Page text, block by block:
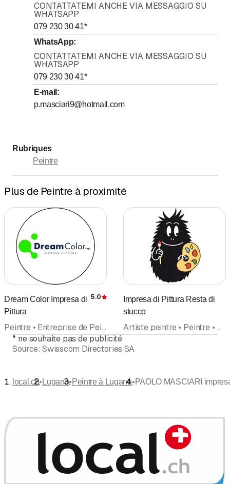
CONTATTATEMI ANCHE VIA MESSAGGIO SU
WHATSAPP
079 230 30 41*
WhatsApp:
CONTATTATEMI ANCHE VIA MESSAGGIO SU
WHATSAPP
079 230 30 41*
E-mail :
p.masciari9@hotmail.com
Rubriques
Peintre
Plus de Peintre à proximité
Dream Color Impresa di
Pittura
Évaluation
5.0
Peintre • Entreprise de Peinture • Artiste peintre • Décoration d'intérieur • Plâtrier • Plâtrerie-peinture • Façades • Rénovation • Papiers peints
Impresa di Pittura Resta di
stucco
Artiste peintre • Peintre • Entreprise de Peinture • Plâtrier • Plâtrerie-peinture • Stucage
* ne souhaite pas de publicité
Source: Swisscom Directories SA
local.ch• Lugano•Peintre à Lugano•PAOLO MASCIARI